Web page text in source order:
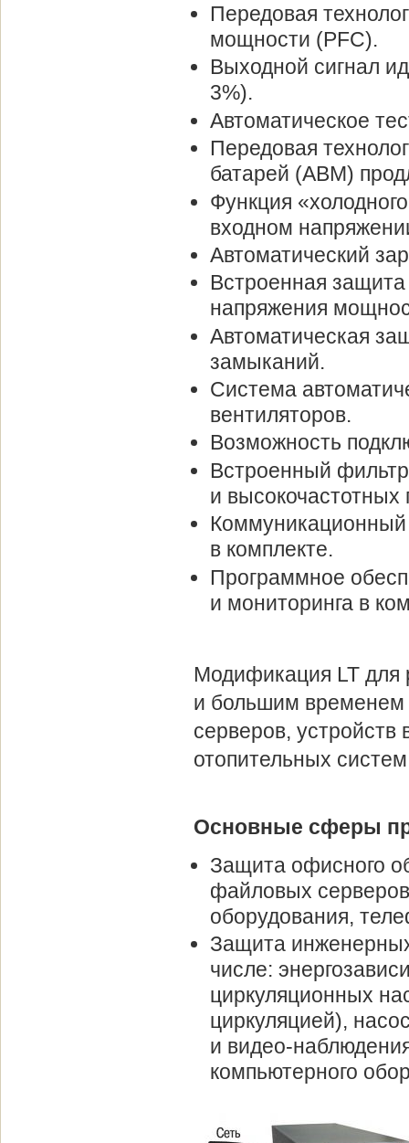
Передовая
мощности (PFC).
Выходной сигнал
3%).
Автоматическое
Передовая
батарей (ABM)
Функция
входном
Автоматический
Встроенная
напряжения
Автоматическая
замыканий.
Система
вентиляторов.
Возможность
Встроенный
и высокочастотных
в комплекте.
Программное
и мониторинга в
Модификация LT
и большим
серверов, устройств
отопительных
Основные сферы
Защита офисного
файловых
оборудования,
Защита
числе:
циркуляционных
циркуляцией),
и видео-
компьютерного